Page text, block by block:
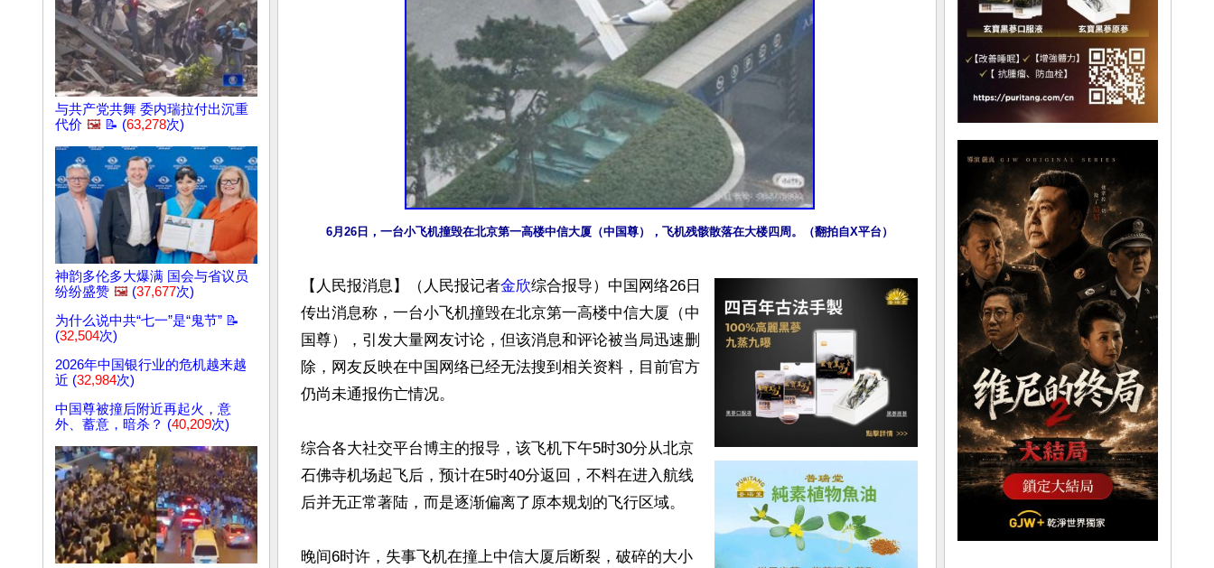
与共产党共舞 委内瑞拉付出沉重
代价 🖼️ 📝 (63,278次)
神韵多伦多大爆满 国会与省议员
纷纷盛赞 🖼️ (37,677次)
为什么说中共“七一”是“鬼节” 📝
(32,504次)
2026年中国银行业的危机越来越
近 (32,984次)
中国尊被撞后附近再起火，意
外、蓄意，暗杀？ (40,209次)
6月26日，一台小飞机撞毁在北京第一高楼中信大厦（中国尊），飞机残骸散落在大楼四周。（翻拍自X平台）
【人民报消息】（人民报记者金欣综合报导）中国网络26日
传出消息称，一台小飞机撞毁在北京第一高楼中信大厦（中
国尊），引发大量网友讨论，但该消息和评论被当局迅速删
除，网友反映在中国网络已经无法搜到相关资料，目前官方
仍尚未通报伤亡情况。
综合各大社交平台博主的报导，该飞机下午5时30分从北京
石佛寺机场起飞后，预计在5时40分返回，不料在进入航线
后并无正常著陆，而是逐渐偏离了原本规划的飞行区域。
晚间6时许，失事飞机在撞上中信大厦后断裂，破碎的大小